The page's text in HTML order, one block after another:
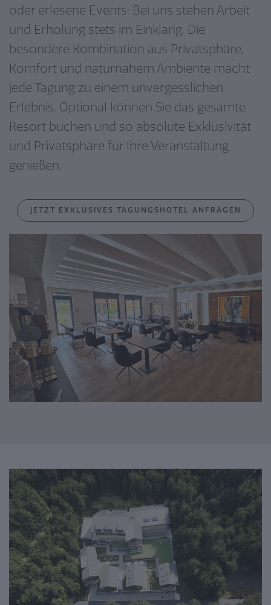
oder erlesene Events: Bei uns stehen Arbeit
und Erholung stets im Einklang. Die
besondere Kombination aus Privatsphäre,
Komfort und naturnahem Ambiente macht
jede Tagung zu einem unvergesslichen
Erlebnis. Optional können Sie das gesamte
Resort buchen und so absolute Exklusivität
und Privatsphäre für Ihre Veranstaltung
genießen.
JETZT EXKLUSIVES TAGUNGSHOTEL ANFRAGEN